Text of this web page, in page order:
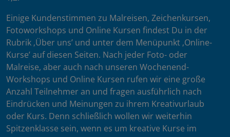
Einige Kundenstimmen zu Malreisen, Zeichenkursen,
Fotoworkshops und Online Kursen findest Du in der
Rubrik ‚Über uns’ und unter dem Menüpunkt ‚Online-
Kurse’ auf diesen Seiten. Nach jeder Foto- oder
Malreise, aber auch nach unseren Wochenend-
Workshops und Online Kursen rufen wir eine große
Anzahl Teilnehmer an und fragen ausführlich nach
Eindrücken und Meinungen zu ihrem Kreativurlaub
oder Kurs. Denn schließlich wollen wir weiterhin
Spitzenklasse sein, wenn es um kreative Kurse im